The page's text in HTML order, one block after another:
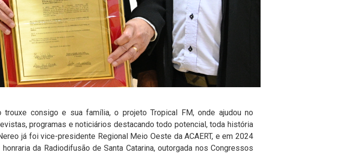
consigo e sua família, o projeto Tropical FM, onde ajudou no
programas e noticiários destacando todo potencial, toda história
já foi vice-presidente Regional Meio Oeste da ACAERT, e em 2024
da Radiodifusão de Santa Catarina, outorgada nos Congressos